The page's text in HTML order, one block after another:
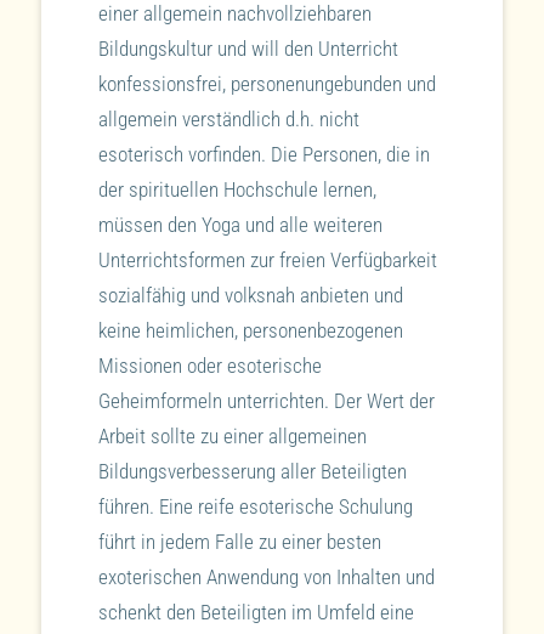
einer allgemein nachvollziehbaren
Bildungskultur und will den Unterricht
konfessionsfrei, personenungebunden und
allgemein verständlich d.h. nicht
esoterisch vorfinden. Die Personen, die in
der spirituellen Hochschule lernen,
müssen den Yoga und alle weiteren
Unterrichtsformen zur freien Verfügbarkeit
sozialfähig und volksnah anbieten und
keine heimlichen, personenbezogenen
Missionen oder esoterische
Geheimformeln unterrichten. Der Wert der
Arbeit sollte zu einer allgemeinen
Bildungsverbesserung aller Beteiligten
führen. Eine reife esoterische Schulung
führt in jedem Falle zu einer besten
exoterischen Anwendung von Inhalten und
schenkt den Beteiligten im Umfeld eine